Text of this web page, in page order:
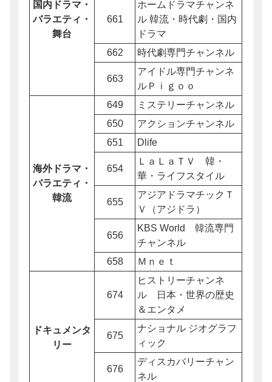
国内ドラマ・
バラエティ・
舞台
661
ホームドラマチャンネ
ル 韓流・時代劇・国内
ドラマ
662
時代劇専門チャンネル
663
アイドル専門チャンネ
ルＰｉｇｏｏ
海外ドラマ・
バラエティ・
韓流
649
ミステリーチャンネル
650
アクションチャンネル
651
Dlife
654
ＬａＬａＴＶ 韓・
華・ライフスタイル
655
アジアドラマチックＴ
Ｖ（アジドラ）
656
KBS World 韓流専門
チャンネル
658
Ｍｎｅｔ
ドキュメンタ
リー
674
ヒストリーチャンネ
ル 日本・世界の歴史
＆エンタメ
675
ナショナル ジオグラフ
ィック
676
ディスカバリーチャン
ネル